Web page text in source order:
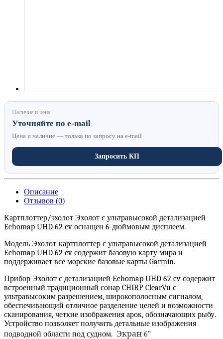
Наличие и цена
Уточняйте по e-mail
Цена и наличие — только по запросу на e-mail
Запросить КП
Описание
Отзывов (0)
Картплоттер/эхолот Эхолот с ультравысокой детализацией
Echomap UHD 62 cv оснащен 6-дюймовым дисплеем.
Модель Эхолот-картплоттер с ультравысокой детализацией
Echomap UHD 62 cv содержит базовую карту мира и
поддерживает все морские базовые карты Garmin.
Прибор Эхолот с детализацией Echomap UHD 62 cv содержит
встроенный традиционный сонар CHIRP ClearVu с
ультравысоким разрешением, широкополосным сигналом,
обеспечивающий отличное разделение целей и возможности
сканирования, четкие изображения арок, обозначающих рыбу.
Устройство позволяет получить детальные изображения
подводной области под судном. Экран 6”